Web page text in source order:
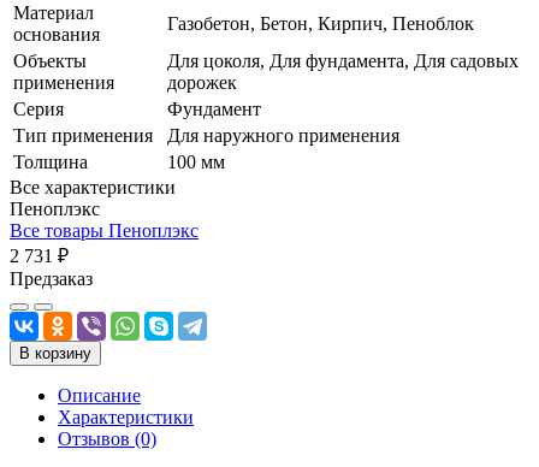
Материал
основания
Газобетон, Бетон, Кирпич, Пеноблок
Объекты
применения
Для цоколя, Для фундамента, Для садовых
дорожек
Серия
Фундамент
Тип применения
Для наружного применения
Толщина
100 мм
Все характеристики
Пеноплэкс
Все товары Пеноплэкс
2 731 ₽
Предзаказ
В корзину
Описание
Характеристики
Отзывов (0)